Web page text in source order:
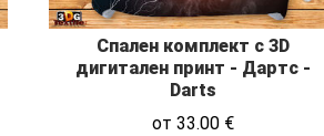
Спален комплект с 3D
дигитален принт - Дартс -
Darts
от 33.00 €